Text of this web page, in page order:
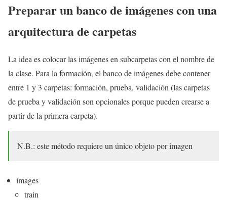
Preparar un banco de imágenes con una
arquitectura de carpetas
La idea es colocar las imágenes en subcarpetas con el nombre de
la clase. Para la formación, el banco de imágenes debe contener
entre 1 y 3 carpetas: formación, prueba, validación (las carpetas
de prueba y validación son opcionales porque pueden crearse a
partir de la primera carpeta).
N.B.: este método requiere un único objeto por imagen
images
train